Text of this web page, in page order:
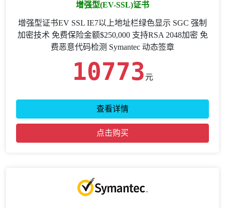
增强型(EV-SSL)证书
增强型证书EV SSL IE7以上地址栏绿色显示 SGC 强制
加密技术 免费保险金额$250,000 支持RSA 2048加密 免
费恶意代码检测 Symantec 动态签章
10773 元
查看详情
点击购买